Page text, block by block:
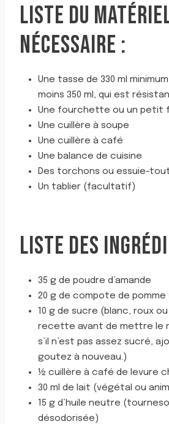
LISTE DU
NÉCESSAIRE :
Une tasse de 330 ml
moins 350 ml, qui est
Une fourchette ou un petit
Une cuillère à soupe
Une cuillère à café
Une balance de cuisine
Des torchons ou essuie-
Un tablier (facultatif)
LISTE DES
35 g de poudre d’amande
20 g de compote de
10 g de sucre (blanc, roux
recette avant de mettre le
s’il n’est pas assez sucré,
goutez à nouveau.)
½ cuillère à café de levure
30 ml de lait (végétal ou
15 g d’huile neutre
désodorisée)